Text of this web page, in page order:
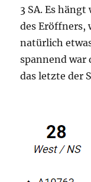
3 SA. Es
des Eröffners,
natürlich
spannend war
das letzte der